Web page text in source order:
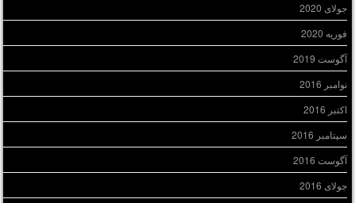
جولای 2020
فوریه 2020
آگوست 2019
نوامبر 2016
اکتبر 2016
سپتامبر 2016
آگوست 2016
جولای 2016